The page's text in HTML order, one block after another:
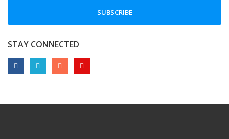
SUBSCRIBE
STAY CONNECTED